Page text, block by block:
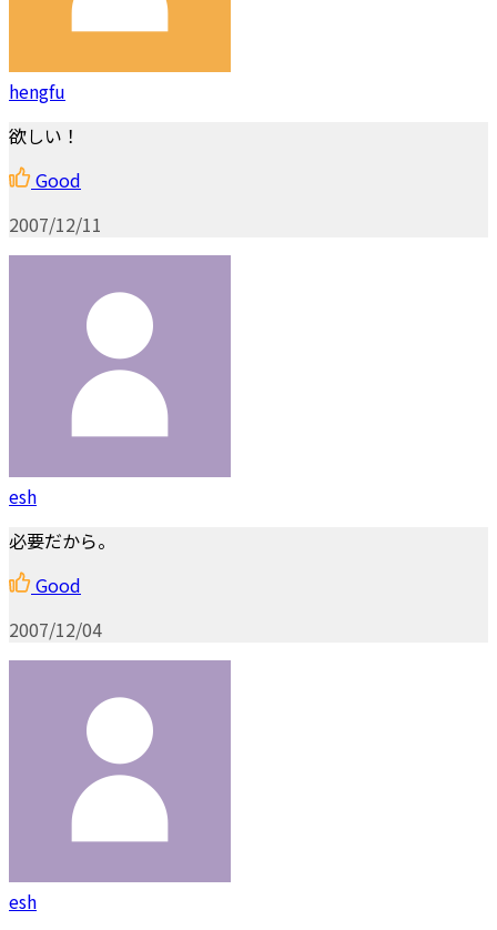
hengfu
欲しい！
Good
2007/12/11
esh
必要だから。
Good
2007/12/04
esh